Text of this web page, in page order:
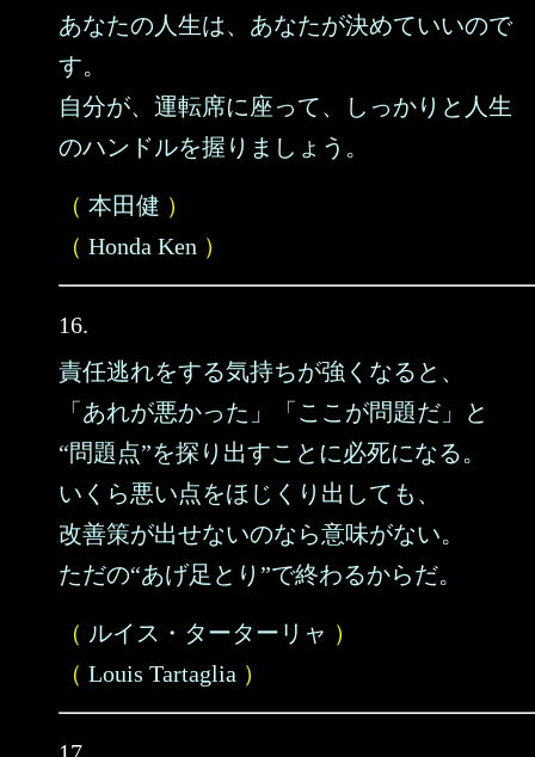
あなたの人生は、あなたが決めていいので
す。
自分が、運転席に座って、しっかりと人生
のハンドルを握りましょう。
（ 本田健 ）
（ Honda Ken ）
16.
責任逃れをする気持ちが強くなると、
「あれが悪かった」「ここが問題だ」と
“問題点”を探り出すことに必死になる。
いくら悪い点をほじくり出しても、
改善策が出せないのなら意味がない。
ただの“あげ足とり”で終わるからだ。
（ ルイス・ターターリャ ）
（ Louis Tartaglia ）